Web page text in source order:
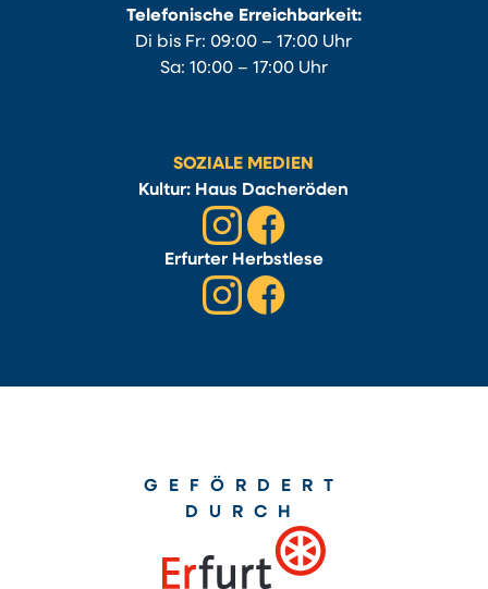
Telefonische Erreichbarkeit:
Di bis Fr: 09:00 – 17:00 Uhr
Sa: 10:00 – 17:00 Uhr
SOZIALE MEDIEN
Kultur: Haus Dacheröden
Erfurter Herbstlese
GEFÖRDERT
DURCH